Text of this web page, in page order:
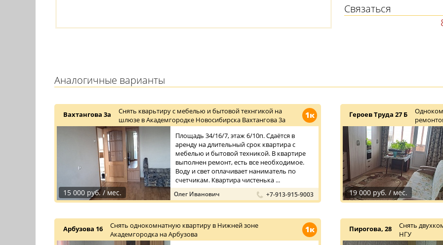
Связаться
Аналогичные варианты
1к
Вахтангова 3а
Снять кварьтиру с мебелью и бытовой технгикой на
шлюзе в Академгородке Новосибирска Вахтангова 3а
15 000 руб. / мес.
Площадь 34/16/7, этаж 6/10п. Сдаётся в
аренду на длительный срок квартира с
мебелью и бытовой техникой. В квартире
выполнен ремонт, есть все необходимое.
Воду и свет оплачивает наниматель по
счетчикам. Квартира чистенька ...
Олег Иванович +7-913-915-9003
Героев Труда 27 Б
19 000 руб. / мес.
1к
Арбузова 16
Снять однокомнатную квартиру в Нижней зоне
Академгородка на Арбузова
Пирогова, 28
Снять
НГУ